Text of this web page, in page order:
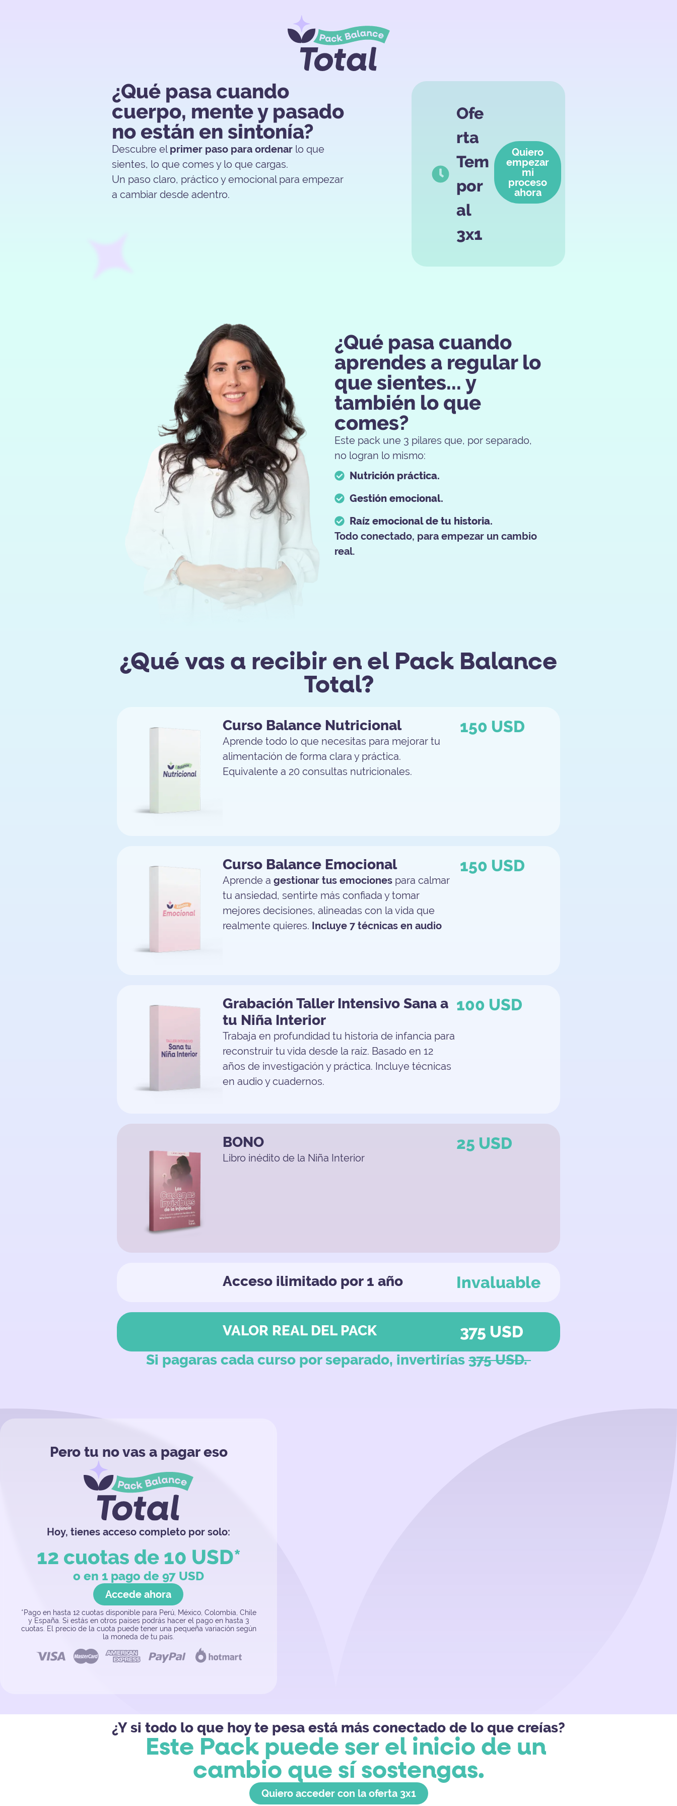
¿Qué pasa cuando
cuerpo, mente y pasado
no están en sintonía?
Descubre elprimer paso para ordenar lo que
sientes, lo que comes y lo que cargas.
Un paso claro, práctico y emocional para empezar
a cambiar desde adentro.
Ofe
rta
Tem
por
al
3x1
Quiero
empezar
mi
proceso
ahora
¿Qué pasa cuando
aprendes a regular lo
que sientes... y
también lo que
comes?
Este pack une 3 pilares que, por separado,
no logran lo mismo:
Nutrición práctica.
Gestión emocional.
Raíz emocional de tu historia.
Todo conectado, para empezar un cambio
real.
¿Qué vas a recibir en el Pack Balance
Total?
Curso Balance Nutricional
Aprende todo lo que necesitas para mejorar tu
alimentación de forma clara y práctica.
Equivalente a 20 consultas nutricionales.
150 USD
Curso Balance Emocional
Aprende agestionar tus emociones para calmar
tu ansiedad, sentirte más confiada y tomar
mejores decisiones, alineadas con la vida que
realmente quieres. Incluye 7 técnicas en audio
150 USD
Grabación Taller Intensivo Sana a
tu Niña Interior
Trabaja en profundidad tu historia de infancia para
reconstruir tu vida desde la raíz. Basado en 12
años de investigación y práctica. Incluye técnicas
en audio y cuadernos.
100 USD
BONO
Libro inédito de la Niña Interior
25 USD
Acceso ilimitado por 1 año Invaluable
VALOR REAL DEL PACK 375 USD
Si pagaras cada curso por separado, invertirías 375 USD.
Pero tu no vas a pagar eso
Hoy, tienes acceso completo por solo:
12 cuotas de 10 USD*
o en 1 pago de 97 USD
Accede ahora
*Pago en hasta 12 cuotas disponible para Perú, México, Colombia, Chile
y España. Si estás en otros países podrás hacer el pago en hasta 3
cuotas. El precio de la cuota puede tener una pequeña variación según
la moneda de tu país.
¿Y si todo lo que hoy te pesa está más conectado de lo que creías?
Este Pack puede ser el inicio de un
cambio que sí sostengas.
Quiero acceder con la oferta 3x1